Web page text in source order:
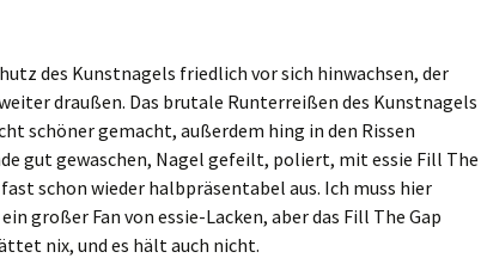
des Kunstnagels friedlich vor sich hinwachsen, der
draußen. Das brutale Runterreißen des Kunstnagels
schöner gemacht, außerdem hing in den Rissen
gut gewaschen, Nagel gefeilt, poliert, mit essie Fill The
schon wieder halbpräsentabel aus. Ich muss hier
großer Fan von essie-Lacken, aber das Fill The Gap
nix, und es hält auch nicht.